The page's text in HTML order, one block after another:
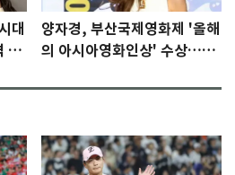
대
[N
양자경, 부산국제영화제 '올해
의 아시아영화인상' 수상…15